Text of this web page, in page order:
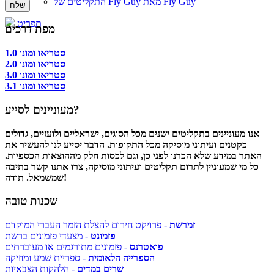
תפריט
מפת דרכים
סטריאו ומונו 1.0
סטריאו ומונו 2.0
סטריאו ומונו 3.0
סטריאו ומונו 3.1
מעוניינים לסייע?
אנו מעוניינים בתקליטים ישנים מכל הסוגים, ישראליים ולועזיים, גדולים
כקטנים ועיתוני מוסיקה מכל התקופות. הדבר יסייע לנו להעשיר את
האתר במידע שלא הכרנו לפני כן, וגם לכסות חלק מההוצאות הכספיות.
כל מי שמעוניין לתרום תקליטים ועיתוני מוסיקה, צרו אתנו קשר בתיבה
שמשמאל. תודה!
שכנות טובה
זמרשת - פרויקט חירום להצלת הזמר העברי המוקדם
פזמונט - מצעדי פזמונים ברשת
פואטרנס - פזמונים מתורגמים או מעוברתים
הספרייה הלאומית - ספריית שמע ומוזיקה
שרים במדים - הלהקות הצבאיות